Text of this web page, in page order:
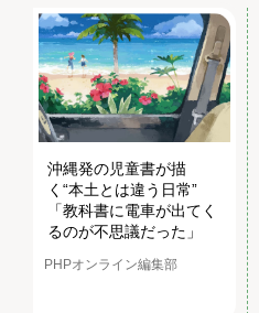
沖縄発の児童書が描
く“本土とは違う日常”
「教科書に電車が出てく
るのが不思議だった」
PHPオンライン編集部